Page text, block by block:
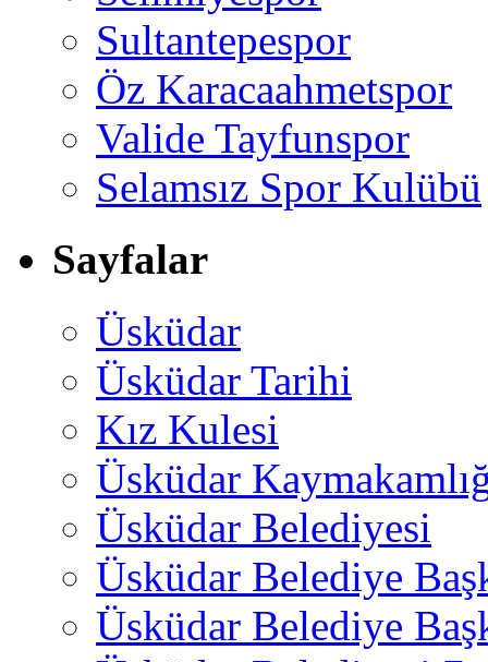
Sultantepespor
Öz Karacaahmetspor
Valide Tayfunspor
Selamsız Spor Kulübü
Sayfalar
Üsküdar
Üsküdar Tarihi
Kız Kulesi
Üsküdar
Üsküdar Belediyesi
Üsküdar Belediye
Üsküdar Belediye